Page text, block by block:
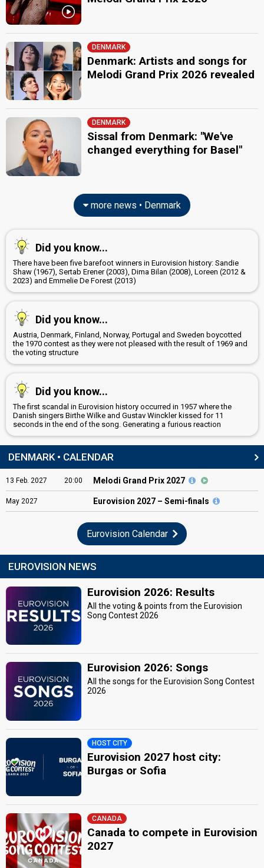
DENMARK
Denmark: Artists and songs for
Melodi Grand Prix 2026 revealed
DENMARK
Sissal from Denmark: "We've
changed everything for Basel"
more news • Denmark
Did you know...
There have been five barefoot winners in Eurovision history: Sandie
Shaw (1967), Sertab Erener (2003), Dima Bilan (2008), Loreen (2012 &
2023) and Emmelie De Forest (2013)
Did you know...
Austria, Denmark, Finland, Norway, Portugal and Sweden boycotted
the 1970 contest as they were not pleased with the result of 1969 and
the voting structure
Did you know...
The first scandal in Eurovision history occurred in 1957 where the
Danish singers Birthe Wilke and Gustav Winckler kissed for 11
seconds in the end of the song. Generating a furious reaction
DENMARK • CALENDAR
13 Feb. 2027 20:00 Melodi Grand Prix 2027
May 2027 Eurovision 2027 – Semi-finals
Eurovision Calendar
EUROVISION NEWS
Eurovision 2026: Results
All the voting & points from the Eurovision
Song Contest 2026
Eurovision 2026: Songs
All the songs for the Eurovision Song Contest
2026
HOST CITY
Eurovision 2027 host city:
Burgas or Sofia
CANADA
Canada to compete in Eurovision
2027